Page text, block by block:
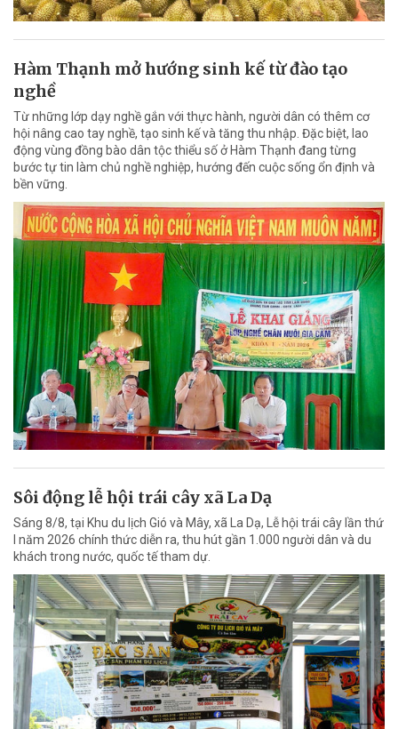
Hàm Thạnh mở hướng sinh kế từ đào tạo
nghề
Từ những lớp dạy nghề gắn với thực hành, người dân có thêm cơ
hội nâng cao tay nghề, tạo sinh kế và tăng thu nhập. Đặc biệt, lao
động vùng đồng bào dân tộc thiểu số ở Hàm Thạnh đang từng
bước tự tin làm chủ nghề nghiệp, hướng đến cuộc sống ổn định và
bền vững.
Sôi động lễ hội trái cây xã La Dạ
Sáng 8/8, tại Khu du lịch Gió và Mây, xã La Dạ, Lễ hội trái cây lần thứ
I năm 2026 chính thức diễn ra, thu hút gần 1.000 người dân và du
khách trong nước, quốc tế tham dự.